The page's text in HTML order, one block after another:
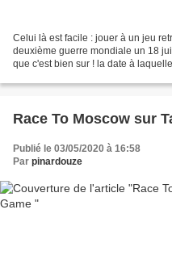
Celui là est facile : jouer à un jeu
deuxième guerre mondiale un 18
que c'est bien sur ! la date à
Race To Moscow sur
Publié le 03/05/2020 à 16:58
Par pinardouze